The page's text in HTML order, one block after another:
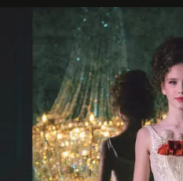
2025
и LUXIA June 2025,
уникальное явление